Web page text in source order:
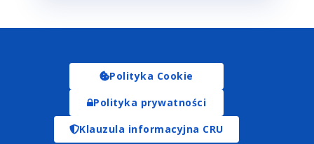
Polityka Cookie
Polityka prywatności
Klauzula informacyjna CRU